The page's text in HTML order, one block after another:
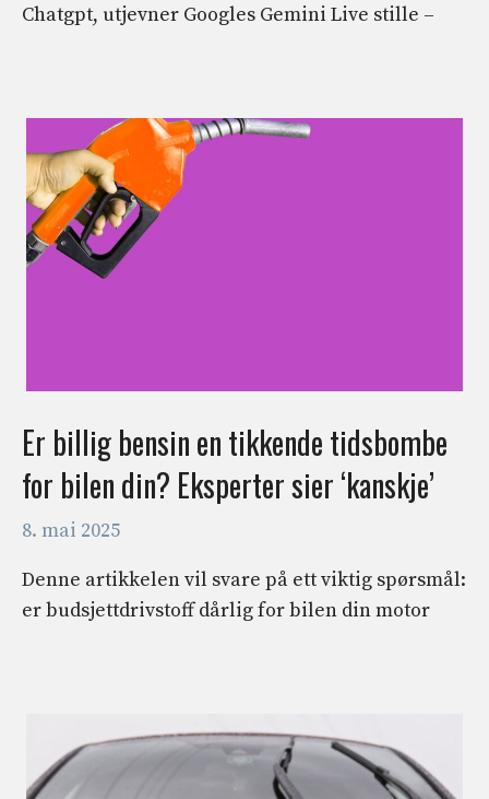
Chatgpt, utjevner Googles Gemini Live stille –
Er billig bensin en tikkende tidsbombe
for bilen din? Eksperter sier ‘kanskje’
8. mai 2025
Denne artikkelen vil svare på ett viktig spørsmål:
er budsjettdrivstoff dårlig for bilen din motor